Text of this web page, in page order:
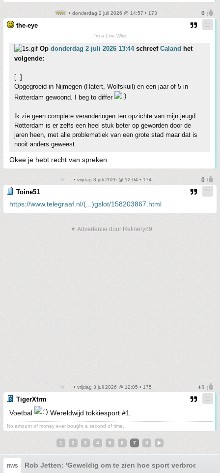
• donderdag 2 juli 2026 @ 14:57 • 173
the-eye
I'm a Live Wire
Op donderdag 2 juli 2026 13:44schreef Caland het
volgende:
[..]
Opgegroeid in Nijmegen (Hatert, Wolfskuil) en een jaar of 5 in
Rotterdam gewoond. I beg to differ
Ik zie geen complete veranderingen ten opzichte van mijn jeugd.
Rotterdam is er zelfs een heel stuk beter op geworden door de
jaren heen, met alle problematiek van een grote stad maar dat is
nooit anders geweest.
Okee je hebt recht van spreken
• vrijdag 3 juli 2026 @ 12:04 • 174
Toine51
https://www.telegraaf.nl/(...)gslot/158203867.html
▼ Advertentie door Refinery89
• vrijdag 3 juli 2026 @ 12:05 • 175
TigerXtrm
Voetbal Wereldwijd tokkiesport #1.
No amount of money ever bought a second of time.
1 2 3 4 5 6 7 8
nws Rob Jetten: 'Geweldig om te zien hoe sport verbroedert,